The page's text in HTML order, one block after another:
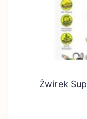
Żwirek